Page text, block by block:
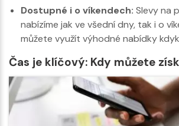
Dostupné i o víkendech: Slevy na
nabízíme jak ve všední dny, tak i o
můžete využít výhodné nabídky
Čas je klíčový: Kdy můžete